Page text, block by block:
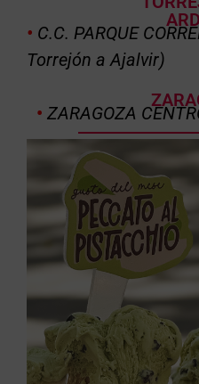
• C.C. PARQUE
Torrejón a Ajalvir)
• ZARAGOZA